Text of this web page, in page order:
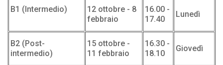
B1 (Intermedio)
12 ottobre - 8
febbraio
16.00 -
17.40
Lunedì
B2 (Post-
intermedio)
15 ottobre -
11 febbraio
16.30 -
18.10
Giovedì